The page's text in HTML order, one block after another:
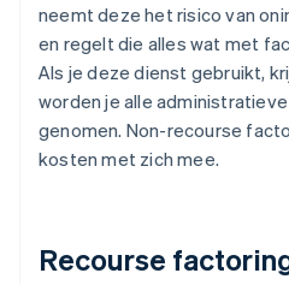
neemt deze het risico van
en regelt die alles wat met
Als je deze dienst gebruikt,
worden je alle
genomen. Non-recourse
kosten met zich mee.
Recourse